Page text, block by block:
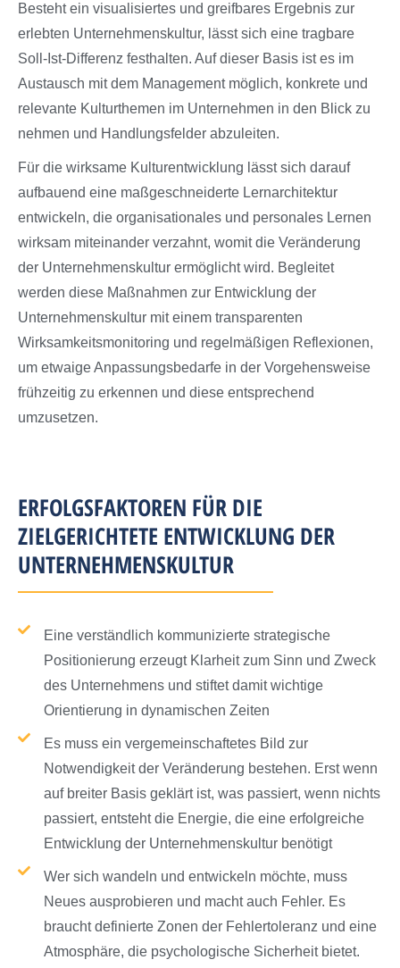
Besteht ein visualisiertes und greifbares Ergebnis zur
erlebten Unternehmenskultur, lässt sich eine tragbare
Soll-Ist-Differenz festhalten. Auf dieser Basis ist es im
Austausch mit dem Management möglich, konkrete und
relevante Kulturthemen im Unternehmen in den Blick zu
nehmen und Handlungsfelder abzuleiten.
Für die wirksame Kulturentwicklung lässt sich darauf
aufbauend eine maßgeschneiderte Lernarchitektur
entwickeln, die organisationales und personales Lernen
wirksam miteinander verzahnt, womit die Veränderung
der Unternehmenskultur ermöglicht wird. Begleitet
werden diese Maßnahmen zur Entwicklung der
Unternehmenskultur mit einem transparenten
Wirksamkeitsmonitoring und regelmäßigen Reflexionen,
um etwaige Anpassungsbedarfe in der Vorgehensweise
frühzeitig zu erkennen und diese entsprechend
umzusetzen.
ERFOLGSFAKTOREN FÜR DIE
ZIELGERICHTETE ENTWICKLUNG DER
UNTERNEHMENSKULTUR
Eine verständlich kommunizierte strategische
Positionierung erzeugt Klarheit zum Sinn und Zweck
des Unternehmens und stiftet damit wichtige
Orientierung in dynamischen Zeiten
Es muss ein vergemeinschaftetes Bild zur
Notwendigkeit der Veränderung bestehen. Erst wenn
auf breiter Basis geklärt ist, was passiert, wenn nichts
passiert, entsteht die Energie, die eine erfolgreiche
Entwicklung der Unternehmenskultur benötigt
Wer sich wandeln und entwickeln möchte, muss
Neues ausprobieren und macht auch Fehler. Es
braucht definierte Zonen der Fehlertoleranz und eine
Atmosphäre, die psychologische Sicherheit bietet.